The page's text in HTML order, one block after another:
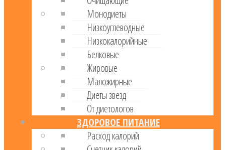
Монодиеты
Низкоуглеводные
Низкокалорийные
Белковые
Жировые
Маложирные
Диеты звезд
От диетологов
ЗДОРОВОЕ ПИТАНИЕ
Расход калорий